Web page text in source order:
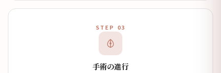
STEP 03
手術の進行